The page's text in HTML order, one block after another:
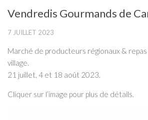
Vendredis Gourmands de
7 JUILLET 2023
Marché de producteurs régionaux & repas
village.
21 juillet, 4 et 18 août 2023.
Cliquer sur l’image pour plus de détails.